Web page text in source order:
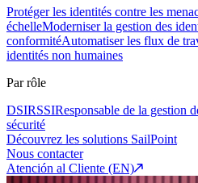
Protéger les identités contre les
échelleModerniser la gestion des
conformitéAutomatiser les flux de
identités non humaines
Par rôle
DSIRSSIResponsable de la gestion
sécurité
Découvrez les solutions SailPoint
Nous contacter
Atención al Cliente (EN)